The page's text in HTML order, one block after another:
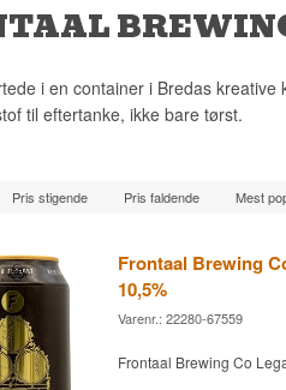
i en container i Bredas
til eftertanke, ikke bare tørst.
Pris stigende Pris faldende Mest
Frontaal Brewing
10,5%
Varenr.: 22280-67559
Frontaal Brewing Co